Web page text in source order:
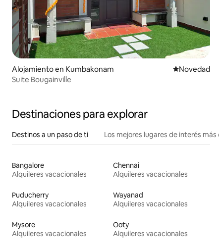
Alojamiento en Kumbakonam Lugar para
Novedad
Suite Bougainville
Destinaciones para explorar
Destinos a un paso de ti Los mejores lugares de interés más
Bangalore
Alquileres vacacionales
Chennai
Alquileres vacacionales
Puducherry
Alquileres vacacionales
Wayanad
Alquileres vacacionales
Mysore
Alquileres vacacionales
Ooty
Alquileres vacacionales